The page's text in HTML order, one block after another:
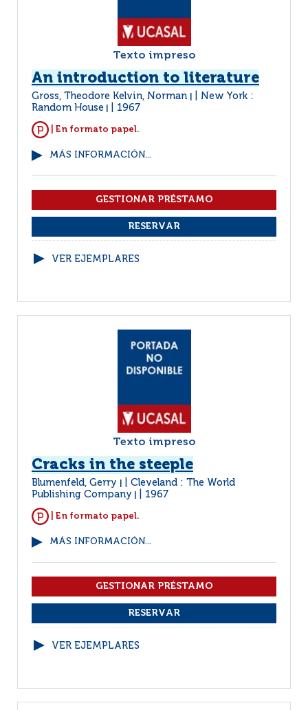
Texto impreso
An introduction to literature
Gross, Theodore Kelvin, Norman
New York :
Random House
1967
| En formato papel.
MÁS INFORMACIÓN...
VER EJEMPLARES
Texto impreso
Cracks in the steeple
Blumenfeld, Gerry
Cleveland : The World
Publishing Company
1967
| En formato papel.
MÁS INFORMACIÓN...
VER EJEMPLARES